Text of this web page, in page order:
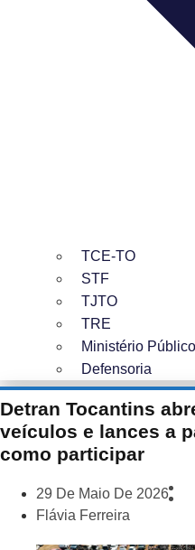
TCE-TO
STF
TJTO
TRE
Ministério Público
Defensoria
Detran Tocantins
veículos e lances a
como participar
29 De Maio De 2026
Flávia Ferreira